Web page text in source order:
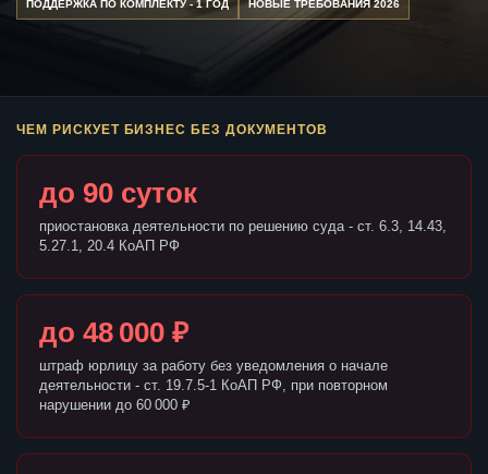
ПОДДЕРЖКА ПО КОМПЛЕКТУ - 1 ГОД НОВЫЕ ТРЕБОВАНИЯ 2026
ЧЕМ РИСКУЕТ БИЗНЕС БЕЗ ДОКУМЕНТОВ
до 90 суток
приостановка деятельности по решению суда - ст. 6.3, 14.43,
5.27.1, 20.4 КоАП РФ
до 48 000 ₽
штраф юрлицу за работу без уведомления о начале
деятельности - ст. 19.7.5-1 КоАП РФ, при повторном
нарушении до 60 000 ₽